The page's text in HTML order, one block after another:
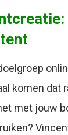
komen dat
met jouw